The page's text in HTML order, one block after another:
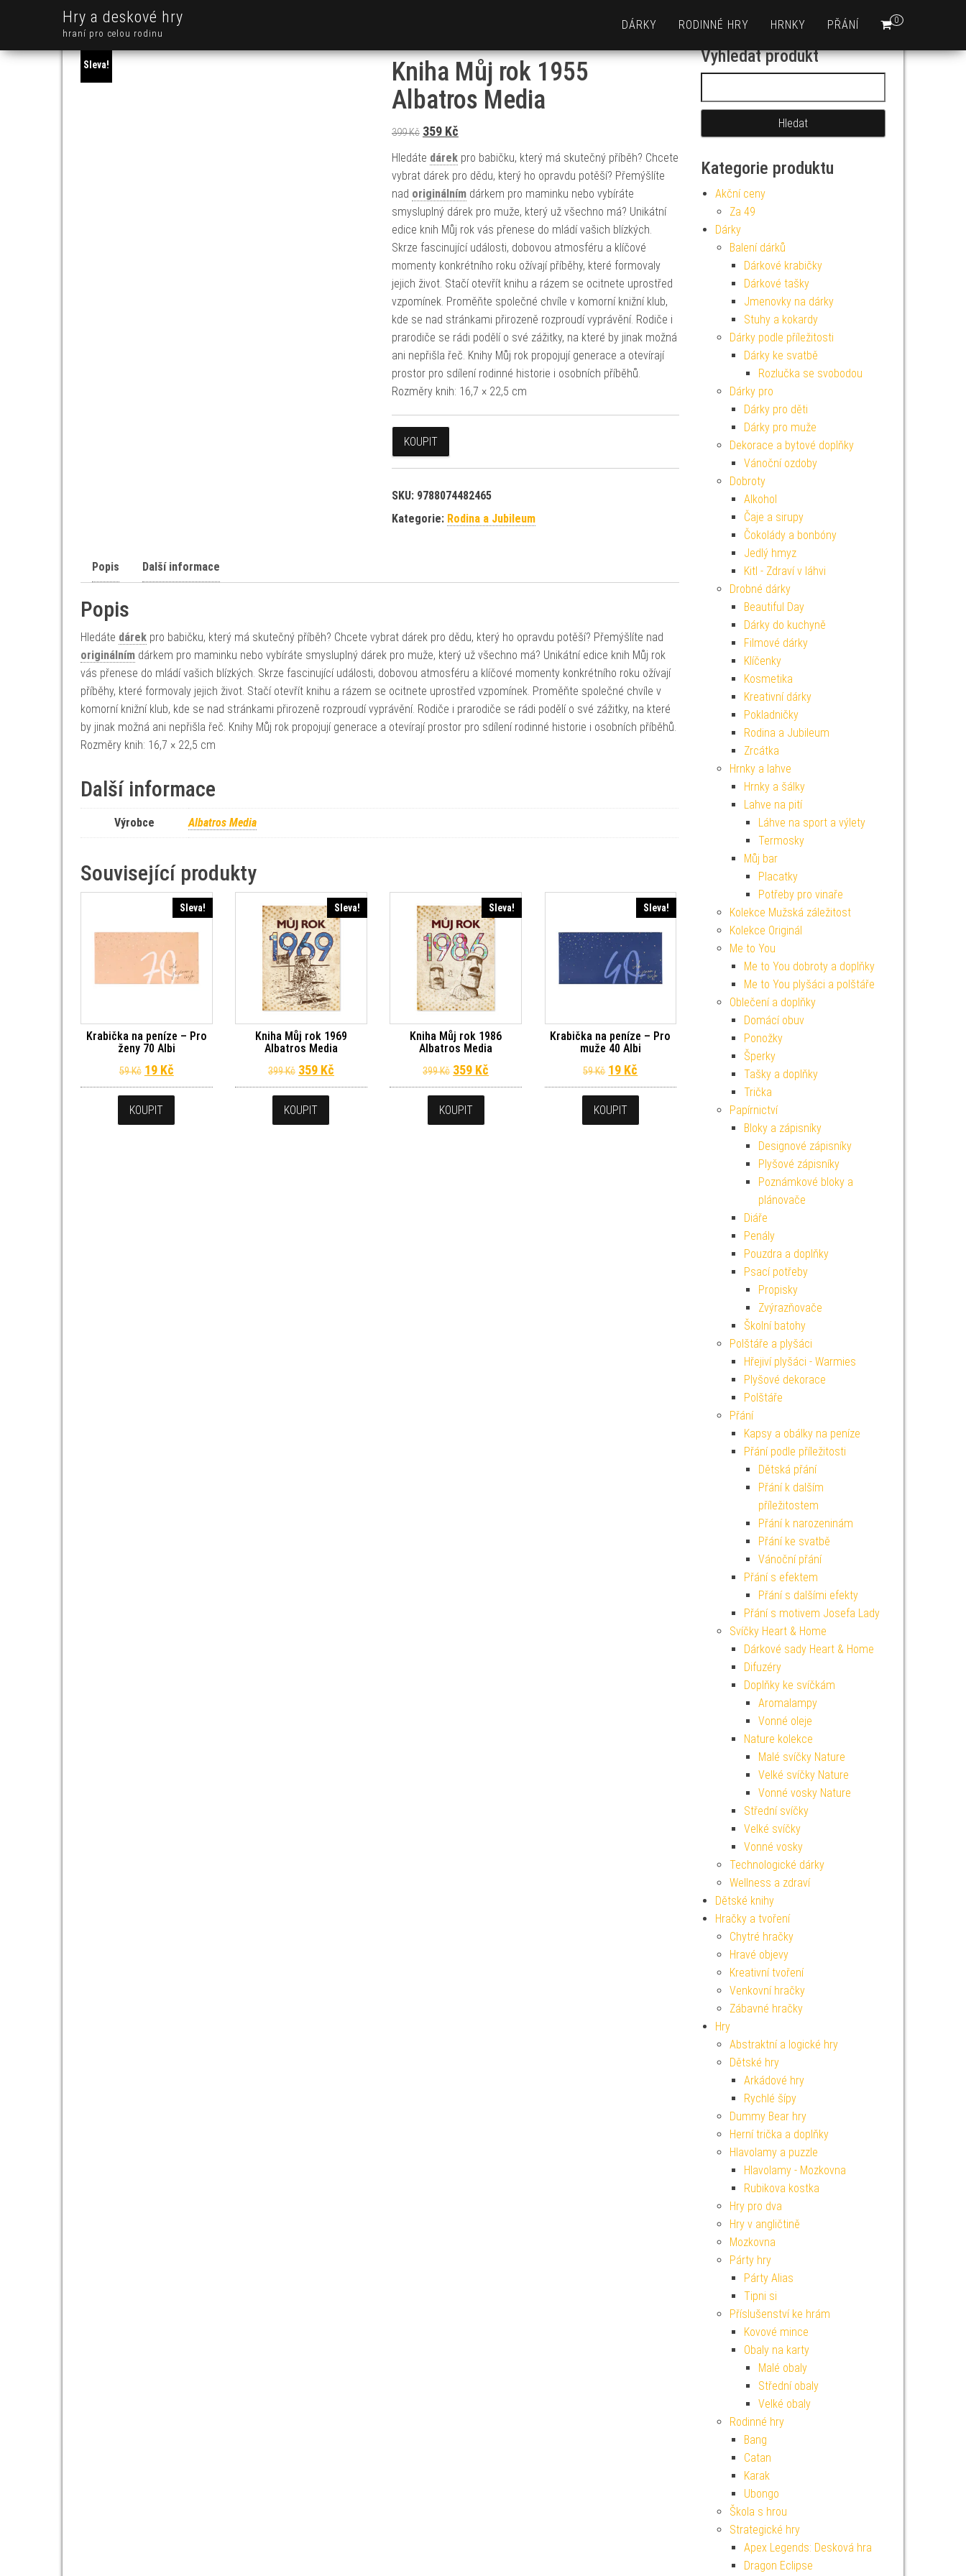
Hry a deskové hry
hraní pro celou rodinu
0
DÁRKY RODINNÉ HRY HRNKY PŘÁNÍ
Sleva!
Kniha Můj rok 1955
Albatros Media
399Kč Původní cena byla: 399 Kč.
359 KčAktuální cena je: 359 Kč.
Hledáte dárekpro babičku, který má skutečný příběh? Chcete
vybrat dárek pro dědu, který ho opravdu potěší? Přemýšlíte
nad originálnímdárkem pro maminku nebo vybíráte
smysluplný dárek pro muže, který už všechno má? Unikátní
edice knih Můj rok vás přenese do mládí vašich blízkých.
Skrze fascinující události, dobovou atmosféru a klíčové
momenty konkrétního roku ožívají příběhy, které formovaly
jejich život. Stačí otevřít knihu a rázem se ocitnete uprostřed
vzpomínek. Proměňte společné chvíle v komorní knižní klub,
kde se nad stránkami přirozeně rozproudí vyprávění. Rodiče i
prarodiče se rádi podělí o své zážitky, na které by jinak možná
ani nepřišla řeč. Knihy Můj rok propojují generace a otevírají
prostor pro sdílení rodinné historie i osobních příběhů.
Rozměry knih: 16,7 × 22,5 cm
KOUPIT
SKU: 9788074482465
Kategorie: Rodina a Jubileum
Popis Další informace
Popis
Hledáte dárek pro babičku, který má skutečný příběh? Chcete vybrat dárek pro dědu, který ho opravdu potěší? Přemýšlíte nad
originálním dárkem pro maminku nebo vybíráte smysluplný dárek pro muže, který už všechno má? Unikátní edice knih Můj rok
vás přenese do mládí vašich blízkých. Skrze fascinující události, dobovou atmosféru a klíčové momenty konkrétního roku ožívají
příběhy, které formovaly jejich život. Stačí otevřít knihu a rázem se ocitnete uprostřed vzpomínek. Proměňte společné chvíle v
komorní knižní klub, kde se nad stránkami přirozeně rozproudí vyprávění. Rodiče i prarodiče se rádi podělí o své zážitky, na které
by jinak možná ani nepřišla řeč. Knihy Můj rok propojují generace a otevírají prostor pro sdílení rodinné historie i osobních příběhů.
Rozměry knih: 16,7 × 22,5 cm
Další informace
Výrobce Albatros Media
Související produkty
Sleva!
Krabička na peníze – Pro
ženy 70 Albi
59Kč Původní cena byla: 59 Kč.
19 KčAktuální cena je: 19 Kč.
KOUPIT
Sleva!
Kniha Můj rok 1969
Albatros Media
399Kč Původní cena byla: 399 Kč.
359 KčAktuální cena je: 359 Kč.
KOUPIT
Sleva!
Kniha Můj rok 1986
Albatros Media
399Kč Původní cena byla: 399 Kč.
359 Kč Aktuální cena je: 359 Kč.
KOUPIT
Sleva!
Krabička na peníze – Pro
muže 40 Albi
59Kč Původní cena byla: 59 Kč.
19 Kč Aktuální cena je: 19 Kč.
KOUPIT
Vyhledat produkt
Kategorie produktu
Akční ceny
Za 49
Dárky
Balení dárků
Dárkové krabičky
Dárkové tašky
Jmenovky na dárky
Stuhy a kokardy
Dárky podle příležitosti
Dárky ke svatbě
Rozlučka se svobodou
Dárky pro
Dárky pro děti
Dárky pro muže
Dekorace a bytové doplňky
Vánoční ozdoby
Dobroty
Alkohol
Čaje a sirupy
Čokolády a bonbóny
Jedlý hmyz
Kitl - Zdraví v láhvi
Drobné dárky
Beautiful Day
Dárky do kuchyně
Filmové dárky
Klíčenky
Kosmetika
Kreativní dárky
Pokladničky
Rodina a Jubileum
Zrcátka
Hrnky a lahve
Hrnky a šálky
Lahve na pití
Láhve na sport a výlety
Termosky
Můj bar
Placatky
Potřeby pro vinaře
Kolekce Mužská záležitost
Kolekce Originál
Me to You
Me to You dobroty a doplňky
Me to You plyšáci a polštáře
Oblečení a doplňky
Domácí obuv
Ponožky
Šperky
Tašky a doplňky
Trička
Papírnictví
Bloky a zápisníky
Designové zápisníky
Plyšové zápisníky
Poznámkové bloky a
plánovače
Diáře
Penály
Pouzdra a doplňky
Psací potřeby
Propisky
Zvýrazňovače
Školní batohy
Polštáře a plyšáci
Hřejiví plyšáci - Warmies
Plyšové dekorace
Polštáře
Přání
Kapsy a obálky na peníze
Přání podle příležitosti
Dětská přání
Přání k dalším
příležitostem
Přání k narozeninám
Přání ke svatbě
Vánoční přání
Přání s efektem
Přání s dalšími efekty
Přání s motivem Josefa Lady
Svíčky Heart & Home
Dárkové sady Heart & Home
Difuzéry
Doplňky ke svíčkám
Aromalampy
Vonné oleje
Nature kolekce
Malé svíčky Nature
Velké svíčky Nature
Vonné vosky Nature
Střední svíčky
Velké svíčky
Vonné vosky
Technologické dárky
Wellness a zdraví
Dětské knihy
Hračky a tvoření
Chytré hračky
Hravé objevy
Kreativní tvoření
Venkovní hračky
Zábavné hračky
Hry
Abstraktní a logické hry
Dětské hry
Arkádové hry
Rychlé šípy
Dummy Bear hry
Herní trička a doplňky
Hlavolamy a puzzle
Hlavolamy - Mozkovna
Rubikova kostka
Hry pro dva
Hry v angličtině
Mozkovna
Párty hry
Párty Alias
Tipni si
Příslušenství ke hrám
Kovové mince
Obaly na karty
Malé obaly
Střední obaly
Velké obaly
Rodinné hry
Bang
Catan
Karak
Ubongo
Škola s hrou
Strategické hry
Apex Legends: Desková hra
Dragon Eclipse